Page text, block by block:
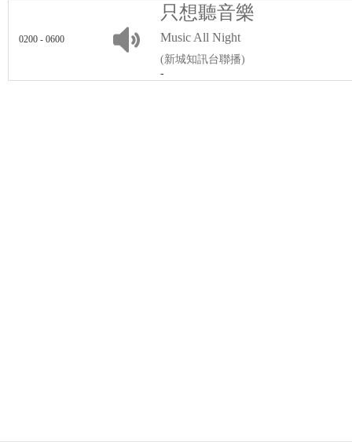
0200 - 0600
只想聽音樂
Music All Night
(新城知訊台聯播)
-